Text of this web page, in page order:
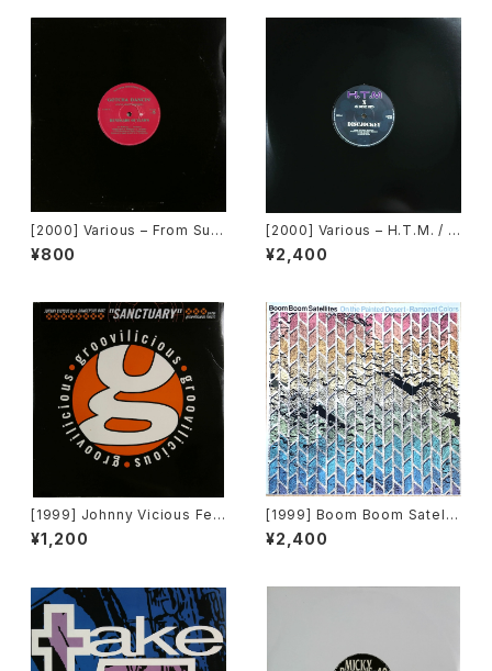
[2000] Various – From Sup
er Dance Freak Vol. 83 / B
ack To The "Disco" ~私もD
¥800
[2000] Various – H.T.M. / B
ack To The "Disco" ~私もD
iscoへ連れていって~ Reques
¥2,400
[1999] Johnny Vicious Fea
t. Dangerous Dave – Sanct
uary [Groovilicious]
¥1,200
[1999] Boom Boom Satellit
es – On The Painted Deser
t - Rampant Colors [R & S
¥2,400